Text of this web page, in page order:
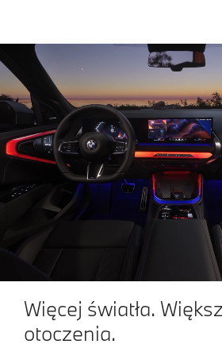
Więcej światła.
otoczenia.